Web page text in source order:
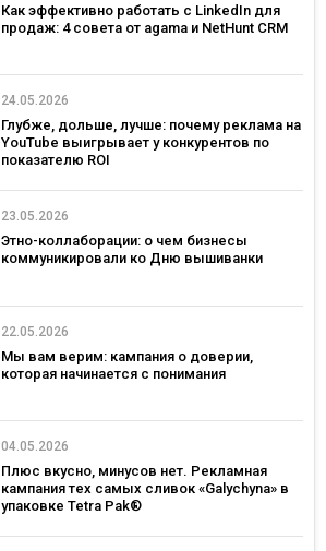
Как эффективно работать с LinkedIn для
продаж: 4 совета от agama и NetHunt CRM
24.05.2026
Глубже, дольше, лучше: почему реклама на
YouTube выигрывает у конкурентов по
показателю ROI
23.05.2026
Этно-коллаборации: о чем бизнесы
коммуникировали ко Дню вышиванки
22.05.2026
Мы вам верим: кампания о доверии,
которая начинается с понимания
04.05.2026
Плюс вкусно, минусов нет. Рекламная
кампания тех самых сливок «Galychyna» в
упаковке Tetra Pak®